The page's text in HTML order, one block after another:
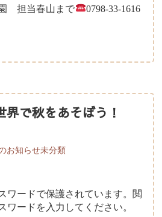
担当春山まで 0798-33-1616
で秋をあそぼう！
お知らせ未分類
ワードで保護されています。閲
ワードを入力してください。